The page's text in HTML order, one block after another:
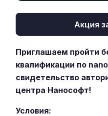
Акция
Приглашаем пройти
квалификации по
свидетельство
центра Нанософт!
Условия: